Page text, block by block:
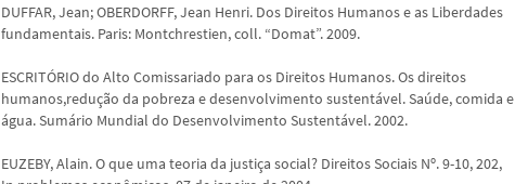
DUFFAR, Jean; OBERDORFF, Jean Henri. Dos Direitos Humanos e as Liberdades
fundamentais. Paris: Montchrestien, coll. “Domat”. 2009.
ESCRITÓRIO do Alto Comissariado para os Direitos Humanos. Os direitos
humanos,redução da pobreza e desenvolvimento sustentável. Saúde, comida e
água. Sumário Mundial do Desenvolvimento Sustentável. 2002.
EUZEBY, Alain. O que uma teoria da justiça social? Direitos Sociais Nº. 9-10, 202,